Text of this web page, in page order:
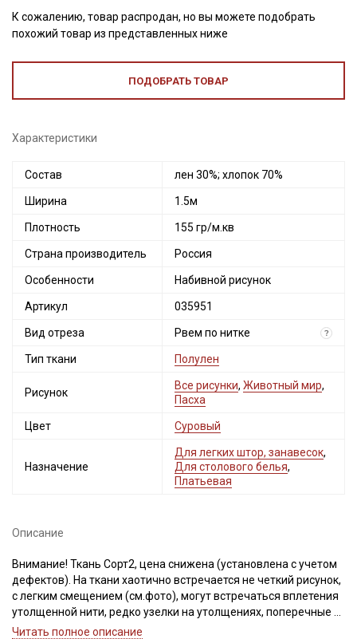
К сожалению, товар распродан, но вы можете подобрать
похожий товар из представленных ниже
ПОДОБРАТЬ ТОВАР
Характеристики
Состав лен 30%; хлопок 70%
Ширина 1.5м
Плотность 155 гр/м.кв
Страна производитель Россия
Особенности Набивной рисунок
Артикул 035951
Вид отреза Рвем по нитке ?
Тип ткани Полулен
Рисунок
Все рисунки, Животный мир,
Пасха
Цвет Суровый
Назначение
Для легких штор, занавесок,
Для столового белья,
Платьевая
Описание
Внимание! Ткань Сорт2, цена снижена (установлена с учетом
дефектов). На ткани хаотично встречается не четкий рисунок,
с легким смещением (см.фото), могут встречаться вплетения
утолщенной нити, редко узелки на утолщениях, поперечные и
продольные переходы тона, так как полотно не
Читать полное описание